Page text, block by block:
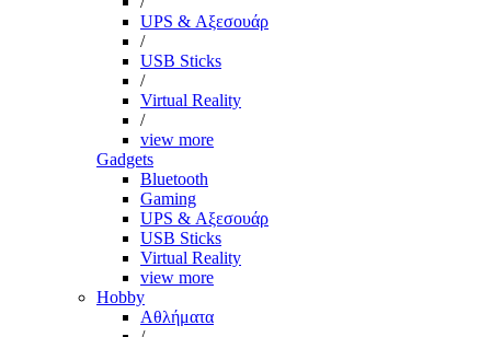
UPS & Αξεσουάρ
/
USB Sticks
/
Virtual Reality
/
view more
Gadgets
Bluetooth
Gaming
UPS & Αξεσουάρ
USB Sticks
Virtual Reality
view more
Hobby
Αθλήματα